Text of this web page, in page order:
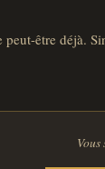
être déjà.